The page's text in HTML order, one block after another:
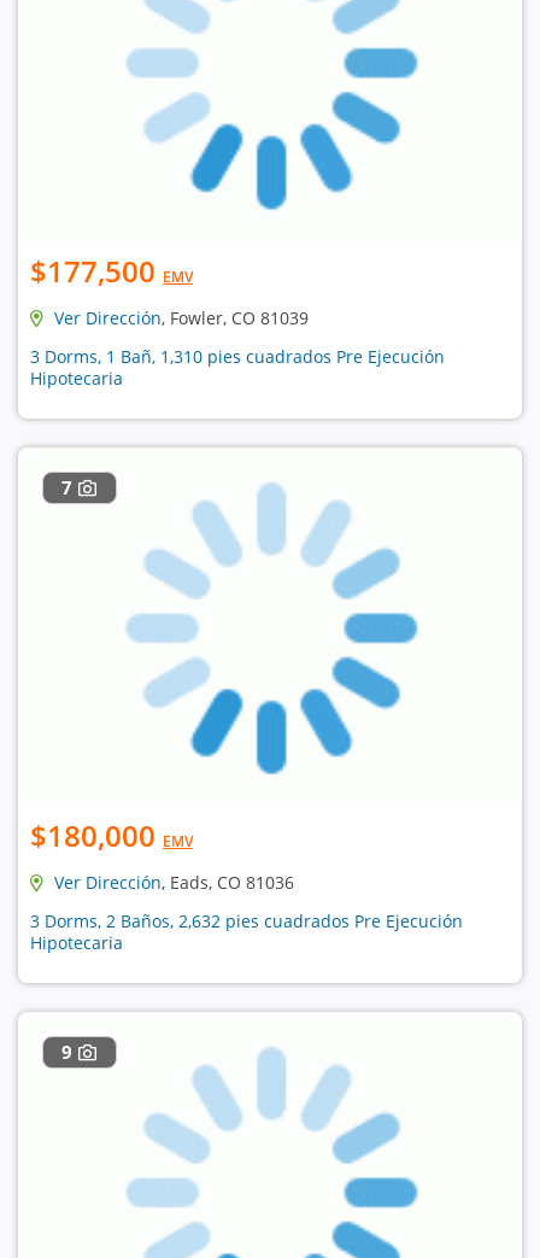
$177,500 EMV
Ver Dirección, Fowler, CO 81039
3 Dorms, 1 Bañ, 1,310 pies cuadrados Pre Ejecución
Hipotecaria
7
$180,000 EMV
Ver Dirección, Eads, CO 81036
3 Dorms, 2 Baños, 2,632 pies cuadrados Pre Ejecución
Hipotecaria
9